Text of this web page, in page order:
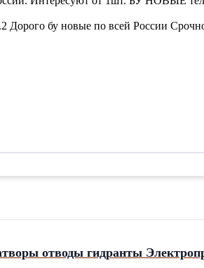
бу новые по всей России
отводы гидранты